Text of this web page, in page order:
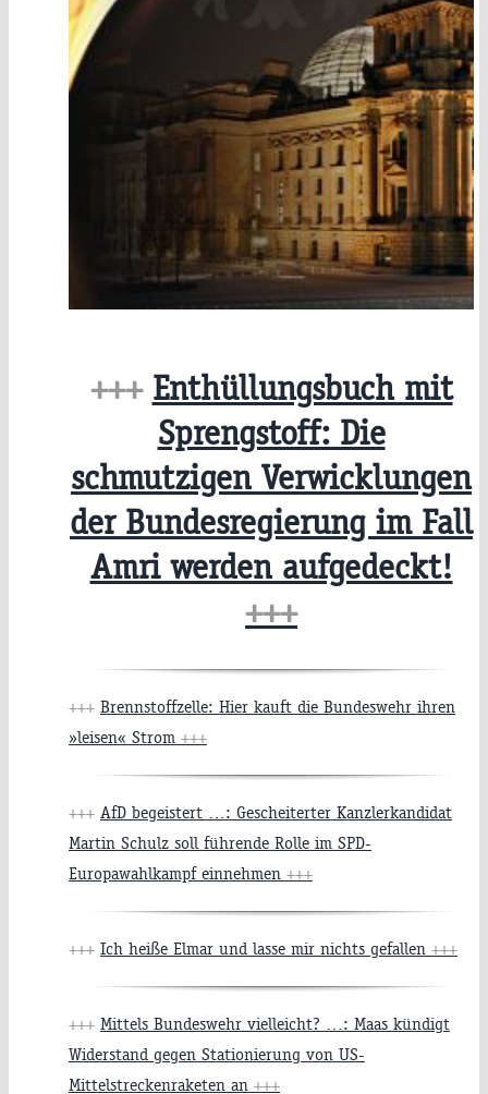
+++ Enthüllungsbuch mit
Sprengstoff: Die
schmutzigen Verwicklungen
der Bundesregierung im Fall
Amri werden aufgedeckt!
+++
+++ Brennstoffzelle: Hier kauft die Bundeswehr ihren
»leisen« Strom +++
+++ AfD begeistert …: Gescheiterter Kanzlerkandidat
Martin Schulz soll führende Rolle im SPD-
Europawahlkampf einnehmen +++
+++ Ich heiße Elmar und lasse mir nichts gefallen +++
+++ Mittels Bundeswehr vielleicht? …: Maas kündigt
Widerstand gegen Stationierung von US-
Mittelstreckenraketen an +++